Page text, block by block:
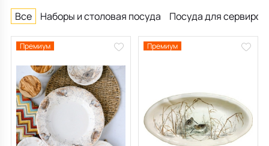
Все Наборы и столовая посуда Посуда для
Премиум Премиум